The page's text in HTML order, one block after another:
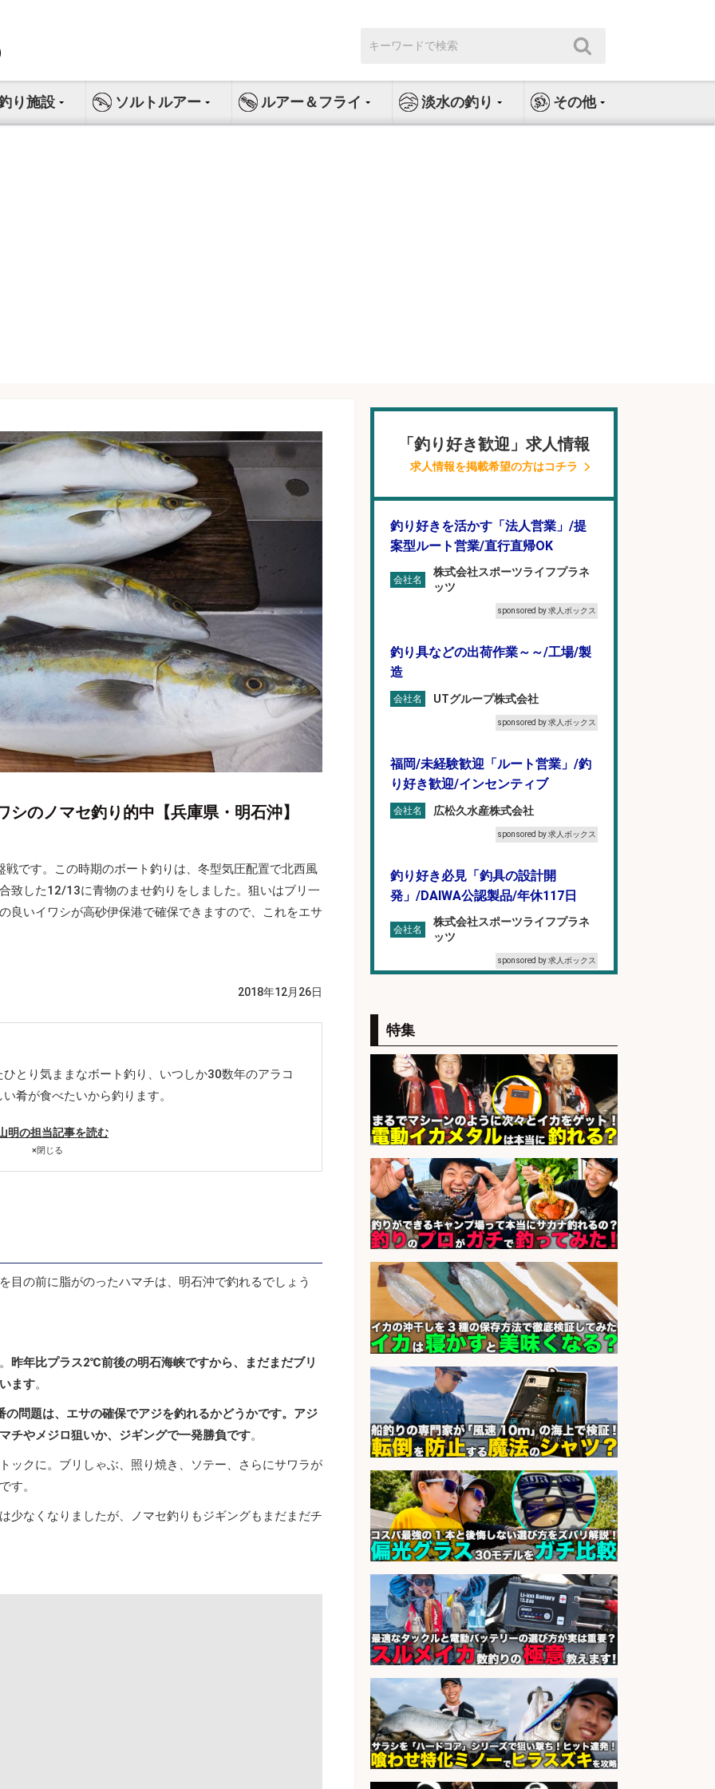
索:
り施設 ソルトルアー ルアー＆フライ 淡水の釣り その他
のノマセ釣り的中【兵庫県・明石沖】
です。この時期のボート釣りは、冬型気圧配置で北西風
致した12/13に青物のませ釣りをしました。狙いはブリ一
良いイワシが高砂伊保港で確保できますので、これをエサ
2018年12月26日
とり気ままなボート釣り、いつしか30数年のアラコ
肴が食べたいから釣ります。
明の担当記事を読む
×閉じる
目の前に脂がのったハマチは、明石沖で釣れるでしょう
昨年比プラス2℃前後の明石海峡ですから、まだまだブリ
ます。
の問題は、エサの確保でアジを釣れるかどうかです。アジ
チやメジロ狙いか、ジギングで一発勝負です。
ックに。ブリしゃぶ、照り焼き、ソテー、さらにサワラが
す。
少なくなりましたが、ノマセ釣りもジギングもまだまだチ
「釣り好き歓迎」求人情報
求人情報を掲載希望の方はコチラ
釣り好きを活かす「法人営業」/提
案型ルート営業/直行直帰OK
会社名
株式会社スポーツライフプラネ
ッツ
sponsored by 求人ボックス
釣り具などの出荷作業～～/工場/製
造
会社名 UTグループ株式会社
sponsored by 求人ボックス
福岡/未経験歓迎「ルート営業」/釣
り好き歓迎/インセンティブ
会社名 広松久水産株式会社
sponsored by 求人ボックス
釣り好き必見「釣具の設計開
発」/DAIWA公認製品/年休117日
会社名
株式会社スポーツライフプラネ
ッツ
sponsored by 求人ボックス
「製造」/釣り好き歓迎
会社名 広松久水産株式会社
sponsored by 求人ボックス
未経験歓迎/釣り具メーカーでのル
ート営業/釣りや釣具などの知識必
会社名 株式会社天龍
sponsored by 求人ボックス
和食, 居酒屋/調理見習い・調理補助/
新鮮な魚料理×おでんの和食居酒屋
の若手スタッフ
会社名 サカナのハチベエ 矢場町店
sponsored by 求人ボックス
宮崎/魚や漁業に関わる現場・事務
の「総合職」 未経験可
会社名 宮崎県漁業協同組合連合会
sponsored by 求人ボックス
8月開始/釣り具メーカーでの営業ア
シスタントのお仕事/残業なし/即日
勤務可/営業事務/軽作業
会社名 株式会社パソナ
sponsored by 求人ボックス
語学力を活かせるフィッシング用品
の「海外営業」/年休125日
会社名 株式会社ジャッカル
sponsored by 求人ボックス
さらに求人情報を見る
特集